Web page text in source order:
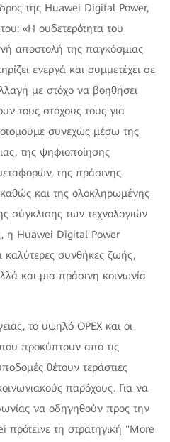
της Huawei Digital Power,
«Η ουδετερότητα του
αποστολή της παγκόσμιας
ενεργά και συμμετέχει σε
με στόχο να βοηθήσει
τους στόχους τους για
συνεχώς μέσω της
της ψηφιοποίησης
της πράσινης
και της ολοκληρωμένης
σύγκλισης των τεχνολογιών
η Huawei Digital Power
καλύτερες συνθήκες ζωής,
και μια πράσινη κοινωνία
το υψηλό OPEX και οι
προκύπτουν από τις
θέτουν τεράστιες
παρόχους. Για να
να οδηγηθούν προς την
τη στρατηγική "More